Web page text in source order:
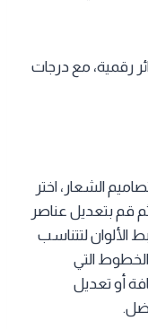
رقمية، مع درجات
الشعار، اختر
قم بتعديل عناصر
لتتناسب
الخطوط التي
أو تعديل